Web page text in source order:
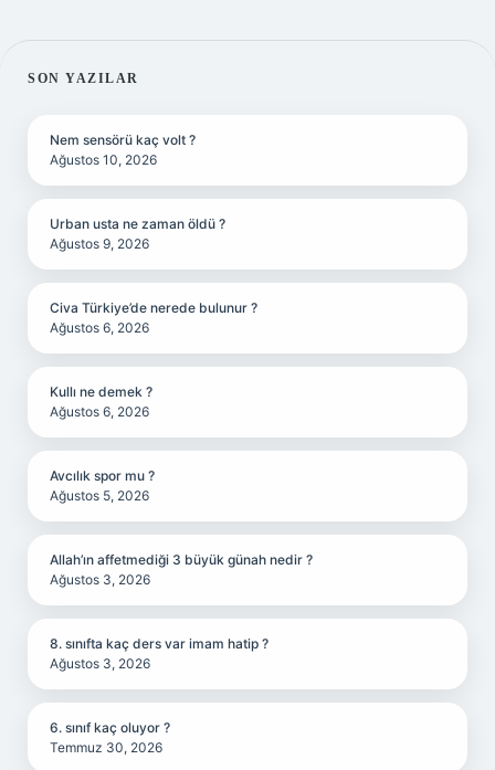
SIDEBAR
SON YAZILAR
Nem sensörü kaç volt ?
Ağustos 10, 2026
Urban usta ne zaman öldü ?
Ağustos 9, 2026
Civa Türkiye’de nerede bulunur ?
Ağustos 6, 2026
Kullı ne demek ?
Ağustos 6, 2026
Avcılık spor mu ?
Ağustos 5, 2026
Allah’ın affetmediği 3 büyük günah nedir ?
Ağustos 3, 2026
8. sınıfta kaç ders var imam hatip ?
Ağustos 3, 2026
6. sınıf kaç oluyor ?
Temmuz 30, 2026